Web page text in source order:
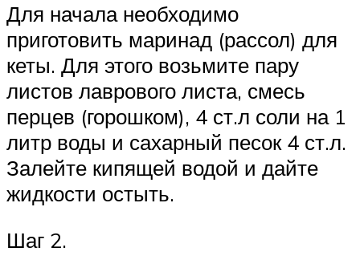
Для начала необходимо
приготовить маринад (рассол) для
кеты. Для этого возьмите пару
листов лаврового листа, смесь
перцев (горошком), 4 ст.л соли на 1
литр воды и сахарный песок 4 ст.л.
Залейте кипящей водой и дайте
жидкости остыть.
Шаг 2.